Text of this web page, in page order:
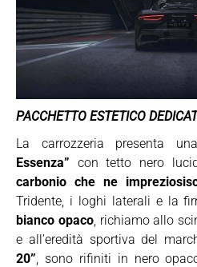
PACCHETTO ESTETICO
La carrozzeria presenta
Essenza” con tetto nero
carbonio che ne
Tridente, i loghi laterali e la
bianco opaco, richiamo allo
e all’eredità sportiva del
20” , sono rifiniti in nero